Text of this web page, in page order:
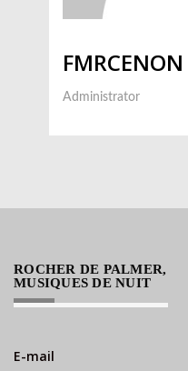
FMRCENON
Administrator
ROCHER DE PALMER,
MUSIQUES DE NUIT
E-mail